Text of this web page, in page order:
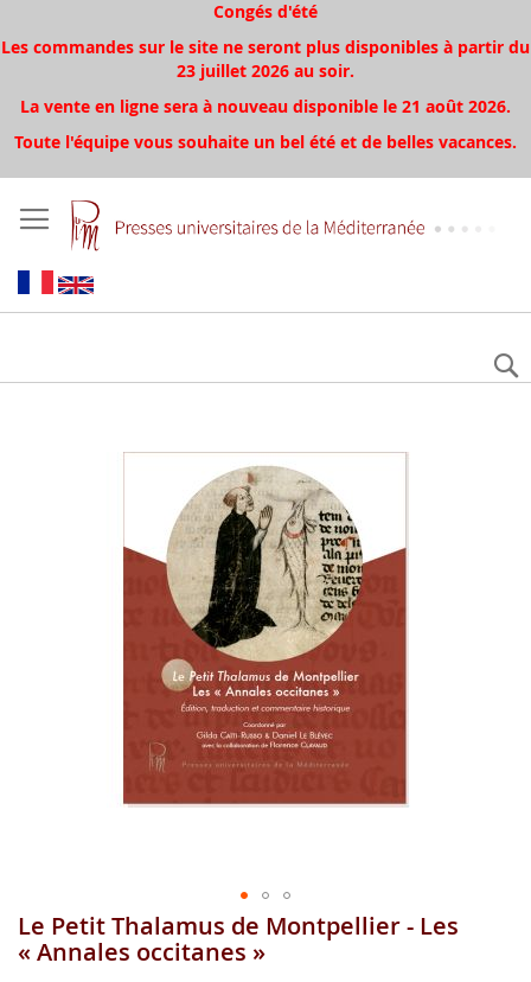
Congés d'été
Les commandes sur le site ne seront plus disponibles à partir du
23 juillet 2026 au soir.
La vente en ligne sera à nouveau disponible le 21 août 2026.
Toute l'équipe vous souhaite un bel été et de belles vacances.
Skip
to
Le Petit Thalamus de Montpellier - Les
« Annales occitanes »